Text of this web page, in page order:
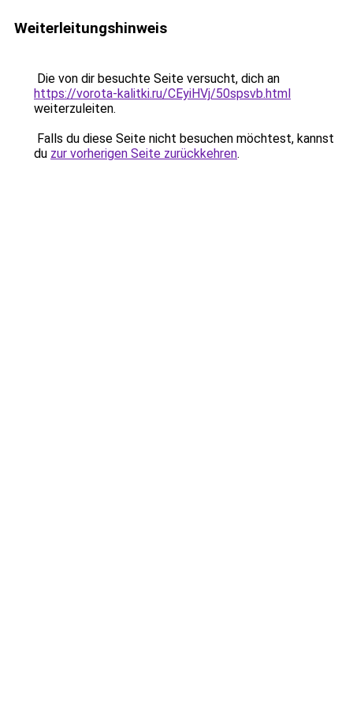
Weiterleitungshinweis
Die von dir besuchte Seite versucht, dich an
https://vorota-kalitki.ru/CEyiHVj/50spsvb.html
weiterzuleiten.
Falls du diese Seite nicht besuchen möchtest, kannst
du zur vorherigen Seite zurückkehren.